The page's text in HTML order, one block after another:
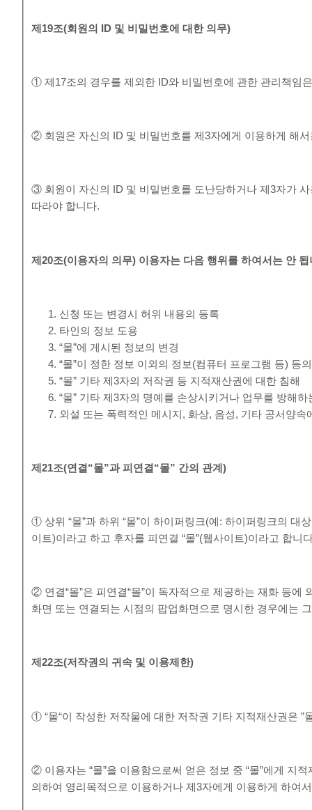
제 19조(회원의 ID 및 비밀번호에 대한 의무)
① 제17조의 경우를 제외한 ID와 비밀번호에 관한 관리책임
② 회원은 자신의 ID 및 비밀번호를 제3자에게 이용하게 해
③ 회원이 자신의 ID 및 비밀번호를 도난당하거나 제3자가
따라야 합니다.
제20조(이용자의 의무) 이용자는 다음 행위를 하여서는 안 됩
신청 또는 변경시 허위 내용의 등록
타인의 정보 도용
“몰”에 게시된 정보의 변경
“몰”이 정한 정보 이외의 정보(컴퓨터 프로그램 등) 등
“몰” 기타 제3자의 저작권 등 지적재산권에 대한 침해
“몰” 기타 제3자의 명예를 손상시키거나 업무를 방해하
외설 또는 폭력적인 메시지, 화상, 음성, 기타 공서양
제21조(연결 “몰”과 피연결 “몰” 간의 관계)
① 상위 “몰”과 하위 “몰”이 하이퍼링크(예: 하이퍼링크의 대
이트)이라고 하고 후자를 피연결 “몰”(웹사이트)이라고 합니
② 연결“몰”은 피연결“몰”이 독자적으로 제공하는 재화 등에
화면 또는 연결되는 시점의 팝업화면으로 명시한 경우에는
제22조(저작권의 귀속 및 이용제한)
① “몰“이 작성한 저작물에 대한 저작권 기타 지적재산권은 ”
② 이용자는 “몰”을 이용함으로써 얻은 정보 중 “몰”에게 지
의하여 영리목적으로 이용하거나 제3자에게 이용하게 하여